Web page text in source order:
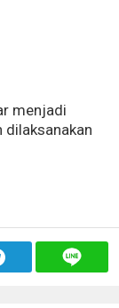
menjadi
dilaksanakan